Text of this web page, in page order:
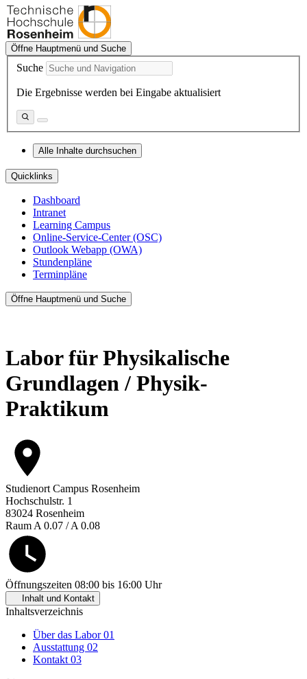
Öffne Hauptmenü und Suche
Suche
Die Ergebnisse werden bei Eingabe aktualisiert
Alle Inhalte durchsuchen
Quicklinks
Dashboard
Intranet
Learning Campus
Online-Service-Center (OSC)
Outlook Webapp (OWA)
Stundenpläne
Terminpläne
Öffne Hauptmenü und Suche
Labor für Physikalische
Grundlagen / Physik-
Praktikum
StudienortCampus Rosenheim
Hochschulstr. 1
83024 Rosenheim
Raum A 0.07 / A 0.08
Öffnungszeiten 08:00 bis 16:00 Uhr
Inhalt und Kontakt
Inhaltsverzeichnis
Über das Labor01
Ausstattung 02
Kontakt03